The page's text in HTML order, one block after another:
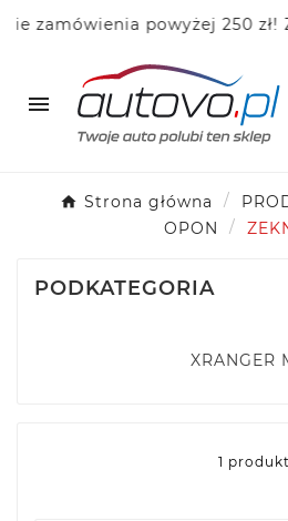
zamówienia powyżej 250 zł!

Strona główna
OPON
PODKATEGORIA
XRANGER
1 produkt